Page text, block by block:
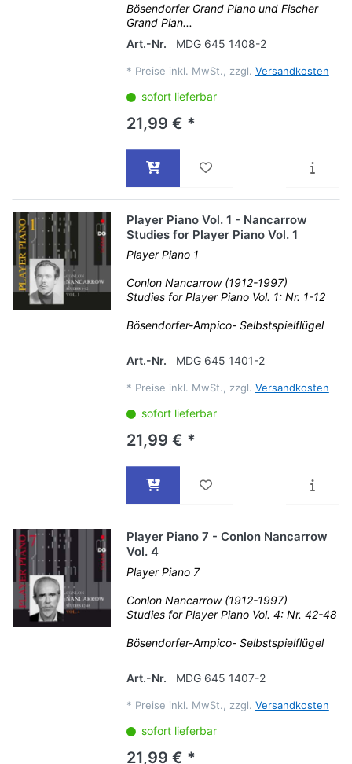
Bösendorfer Grand Piano und Fischer
Grand Pian...
Art.-Nr.
MDG 645 1408-2
* Preise inkl. MwSt., zzgl. Versandkosten
sofort lieferbar
21,99 € *
Player Piano Vol. 1 - Nancarrow
Studies for Player Piano Vol. 1
Player Piano 1
Conlon Nancarrow (1912-1997)
Studies for Player Piano Vol. 1: Nr. 1-12
Bösendorfer-Ampico- Selbstspielflügel
Art.-Nr. MDG 645 1401-2
* Preise inkl. MwSt., zzgl. Versandkosten
sofort lieferbar
21,99 € *
Player Piano 7 - Conlon Nancarrow
Vol. 4
Player Piano 7
Conlon Nancarrow (1912-1997)
Studies for Player Piano Vol. 4: Nr. 42-48
Bösendorfer-Ampico- Selbstspielflügel
Art.-Nr. MDG 645 1407-2
* Preise inkl. MwSt., zzgl. Versandkosten
sofort lieferbar
21,99 € *